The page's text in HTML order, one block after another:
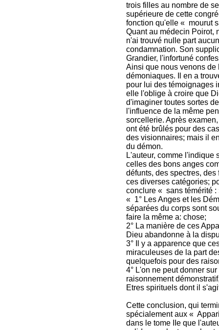
trois filles au nombre de
supérieure de cette
fonction qu'elle « mourut
Quant au médecin Poirot,
n'ai trouvé nulle part
condamnation. Son
Grandier, l'infortuné
Ainsi que nous venons de
démoniaques. Il en a
pour lui des témoignages
elle l'oblige à croire que
d'imaginer toutes sortes
l'influence de la même
sorcellerie. Après
ont été brûlés pour des
des visionnaires; mais il
du démon.
L'auteur, comme l'indique
celles des bons anges
défunts, des spectres,
ces diverses catégories;
conclure « sans témérité :
« 1° Les Anges et les
séparées du corps sont
faire la même a: chose;
2° La manière de ces
Dieu abandonne à la
3° Il y a apparence que
miraculeuses de la part
quelquefois pour des
4° L'on ne peut donner
raisonnement
Etres spirituels dont il
Cette conclusion, qui
spécialement aux «
dans le tome IIe que